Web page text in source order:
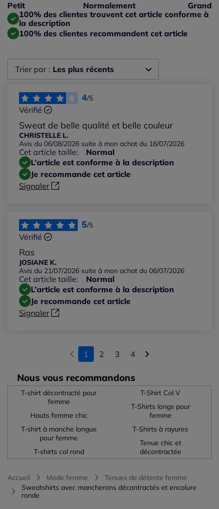
Petit Normalement Grand
Taille grand : 0%
100% des clientes trouvent cet article conforme à
la description
100% des clientes recommandent cet article
Trier par : Les plus récents
Les plus récents
Les plus anciens
Notes les plus élevées
Notes les plus basses
4/5
Vérifié
Sweat de belle qualité et belle couleur
CHRISTELLE L.
Avis du 06/08/2026 suite à mon achat du 16/07/2026
Cet article taille:
Normal
L’article est conforme à la description
Je recommande cet article
Signaler
5/5
Vérifié
Ras
JOSIANE K.
Avis du 21/07/2026 suite à mon achat du 06/07/2026
Cet article taille:
Normal
L’article est conforme à la description
Je recommande cet article
Signaler
1 2 3 4
Nous vous recommandons
T-shirt décontracté pour
femme
Hauts femme chic
T-Shirt Col V
T-Shirts longs pour
femme
T-shirt à manche longue
pour femme
T-shirts col rond
T-Shirts à rayures
Tenue chic et
décontractée
Accueil Mode femme
Tenues de détente femme
Sweatshirts avec mancherons décontractés et encolure
ronde